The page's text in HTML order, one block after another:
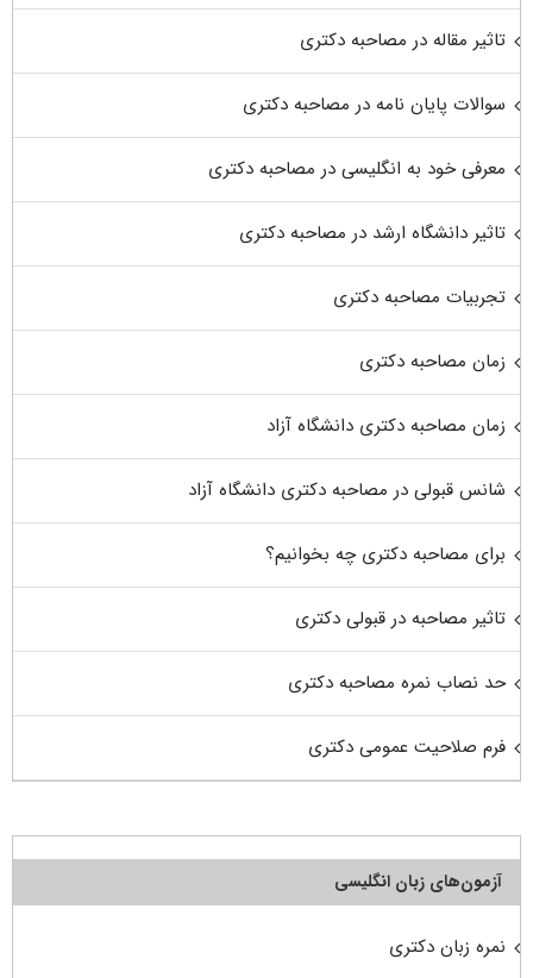
تاثیر مقاله در مصاحبه دکتری
سوالات پایان نامه در مصاحبه دکتری
معرفی خود به انگلیسی در مصاحبه دکتری
تاثیر دانشگاه ارشد در مصاحبه دکتری
تجربیات مصاحبه دکتری
زمان مصاحبه دکتری
زمان مصاحبه دکتری دانشگاه آزاد
شانس قبولی در مصاحبه دکتری دانشگاه آزاد
برای مصاحبه دکتری چه بخوانیم؟
تاثیر مصاحبه در قبولی دکتری
حد نصاب نمره مصاحبه دکتری
فرم صلاحیت عمومی دکتری
آزمون‌های زبان انگلیسی
نمره زبان دکتری